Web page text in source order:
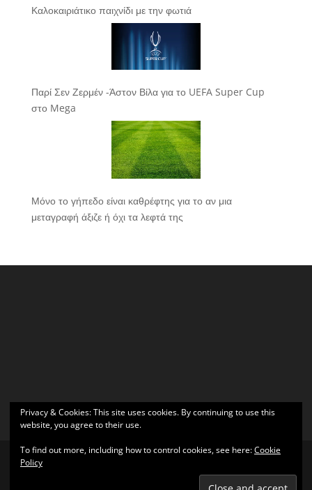
Καλοκαιριάτικο παιχνίδι με την φωτιά
Παρί Σεν Ζερμέν -Άστον Βίλα για το UEFA Super Cup
στο Mega
Μόνο το γήπεδο είναι καθρέφτης για το αν μια
μεταγραφή άξιζε ή όχι τα λεφτά της
| Υποστηρίζεται από
Privacy & Cookies: This site uses cookies. By continuing to use this
website, you agree to their use.
To find out more, including how to control cookies, see here:Cookie
Policy